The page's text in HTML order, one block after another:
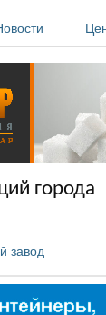
города
завод